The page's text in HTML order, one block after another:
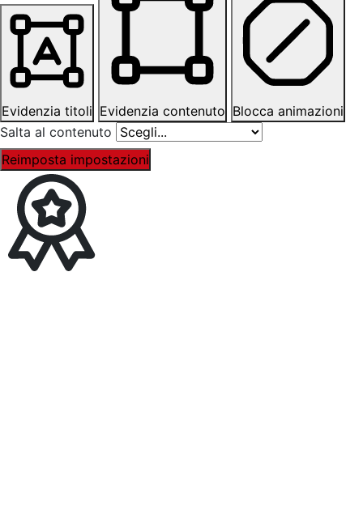
Evidenzia titoli Evidenzia contenuto Blocca animazioni
Salta al contenuto
Reimposta impostazioni